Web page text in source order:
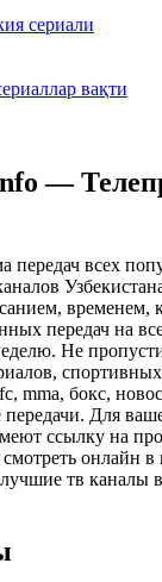
сериали
вақти
—
всех
временем,
передач на
Не
mma, бокс,
Для
ссылку на
смотреть онлайн
тв каналы